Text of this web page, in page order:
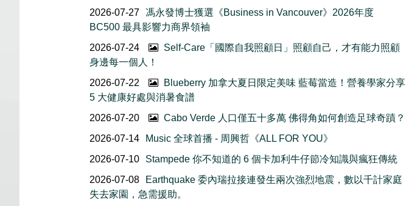
2026-07-27
馮永發博士獲選《Business in Vancouver》2026年度
BC500 最具影響力商界領袖
2026-07-24
Self-Care「國際自我照顧日」照顧自己，才有能力照顧
身邊每一個人！
2026-07-22
Blueberry 加拿大夏日限定美味 藍莓當造！營養學家分享
5 大健康好處與消暑食譜
2026-07-20
Cabo Verde 人口僅五十多萬 佛得角如何創造足球奇蹟？
2026-07-14
Music 全球首播 - 周興哲《ALL FOR YOU》
2026-07-10
Stampede 你不知道的 6 個卡加利牛仔節冷知識與瘋狂傳統
2026-07-08
Earthquake 委內瑞拉接連發生兩次強烈地震，數以千計家庭
失去家園，急需援助。